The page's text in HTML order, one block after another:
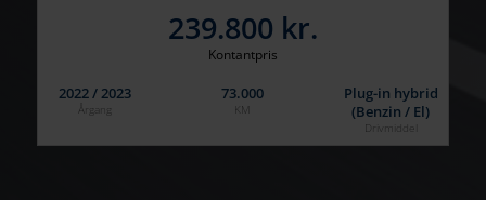
239.800 kr.
Kontantpris
2022 / 2023
Årgang
73.000
KM
Plug-in hybrid
(Benzin / El)
Drivmiddel